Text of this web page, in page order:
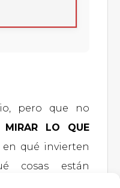
pero que no
MIRAR LO QUE
en qué invierten
cosas están